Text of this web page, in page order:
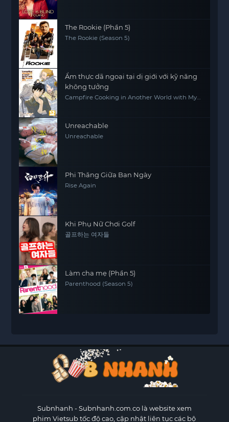
The Rookie (Phần 5)
The Rookie (Season 5)
Ẩm thực dã ngoại tại dị giới với kỹ năng
không tưởng
Campfire Cooking in Another World with My
Unreachable
Unreachable
Phi Thăng Giữa Ban Ngày
Rise Again
Khi Phụ Nữ Chơi Golf
골프하는 여자들
Làm cha mẹ (Phần 5)
Parenthood (Season 5)
Subnhanh - Subnhanh.com.co là website xem
phim Vietsub tốc độ cao, cập nhật liên tục các bộ